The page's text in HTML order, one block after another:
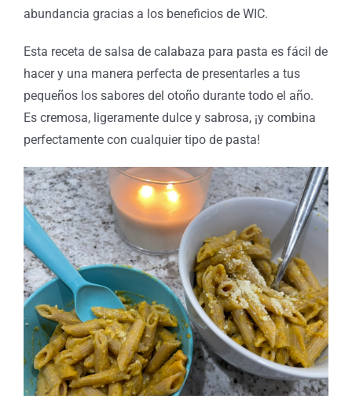
abundancia gracias a los beneficios de WIC.
Esta receta de salsa de calabaza para pasta es fácil de
hacer y una manera perfecta de presentarles a tus
pequeños los sabores del otoño durante todo el año.
Es cremosa, ligeramente dulce y sabrosa, ¡y combina
perfectamente con cualquier tipo de pasta!